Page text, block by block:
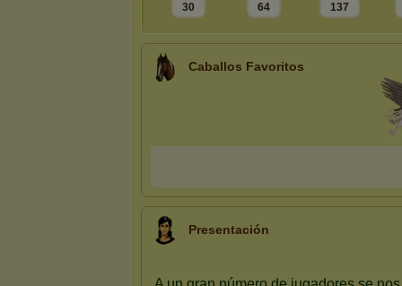
30 64 137
Caballos Favoritos
Presentación